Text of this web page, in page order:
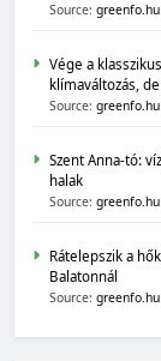
Source: greenfo.hu
Vége a
klímaváltozás,
Source: greenfo.hu
Szent Anna-tó:
halak
Source: greenfo.hu
Rátelepszik a
Balatonnál
Source: greenfo.hu